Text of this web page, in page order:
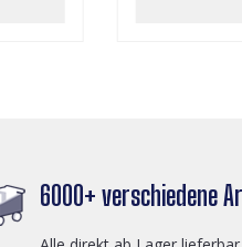
6000+ verschiedene